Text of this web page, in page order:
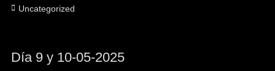
Categorías
Uncategorized
Día 9 y 10-05-2025